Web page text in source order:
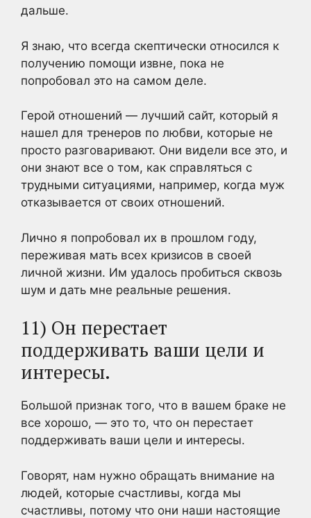
дальше.
Я знаю, что всегда скептически относился к
получению помощи извне, пока не
попробовал это на самом деле.
Герой отношений — лучший сайт, который я
нашел для тренеров по любви, которые не
просто разговаривают. Они видели все это, и
они знают все о том, как справляться с
трудными ситуациями, например, когда муж
отказывается от своих отношений.
Лично я попробовал их в прошлом году,
переживая мать всех кризисов в своей
личной жизни. Им удалось пробиться сквозь
шум и дать мне реальные решения.
11) Он перестает
поддерживать ваши цели и
интересы.
Большой признак того, что в вашем браке не
все хорошо, — это то, что он перестает
поддерживать ваши цели и интересы.
Говорят, нам нужно обращать внимание на
людей, которые счастливы, когда мы
счастливы, потому что они наши настоящие